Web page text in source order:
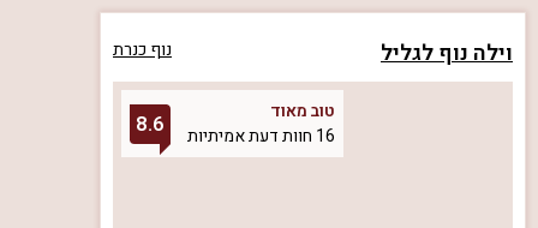
וילה נוף לגליל נוף כנרת
טוב מאוד
16 חוות דעת אמיתיות
8.6